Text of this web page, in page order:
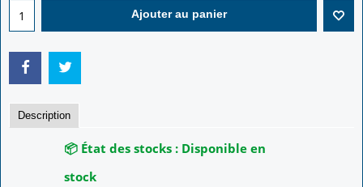
Description
📦 État des stocks :